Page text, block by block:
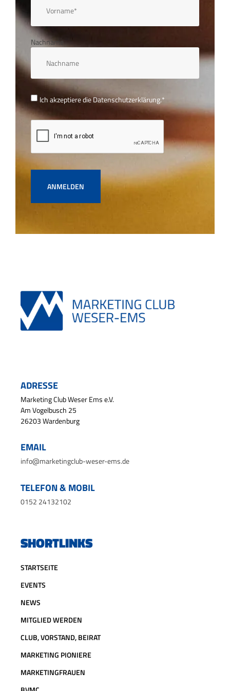
Nachname
Ich akzeptiere dieDatenschutzerklärung.*
ANMELDEN
ADRESSE
Marketing Club Weser Ems e.V.
Am Vogelbusch 25
26203 Wardenburg
EMAIL
info@marketingclub-weser-ems.de
TELEFON & MOBIL
0152 24132102
SHORTLINKS
STARTSEITE
EVENTS
NEWS
MITGLIED WERDEN
CLUB, VORSTAND, BEIRAT
MARKETING PIONIERE
MARKETINGFRAUEN